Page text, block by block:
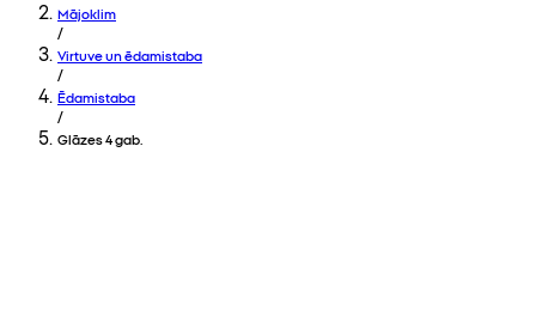
Mājoklim
/
Virtuve un ēdamistaba
/
Ēdamistaba
/
Glāzes 4 gab.